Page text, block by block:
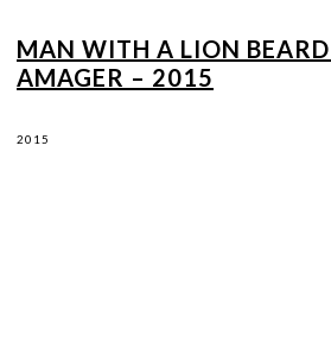
MAN WITH A LION
AMAGER – 2015
2015